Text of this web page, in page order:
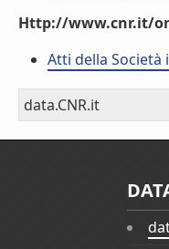
Http://www.cnr.it/
Atti della Società
data.CNR.it